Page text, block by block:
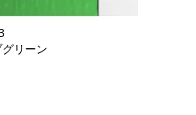
リーン